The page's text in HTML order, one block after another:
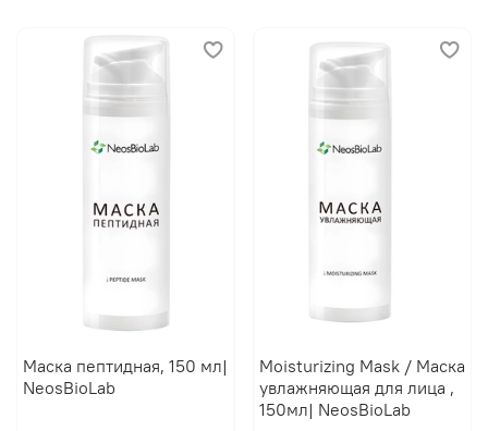
Маска пептидная, 150 мл|
NeosBioLab
Moisturizing Mask / Маска
увлажняющая для лица ,
150мл| NeosBioLab